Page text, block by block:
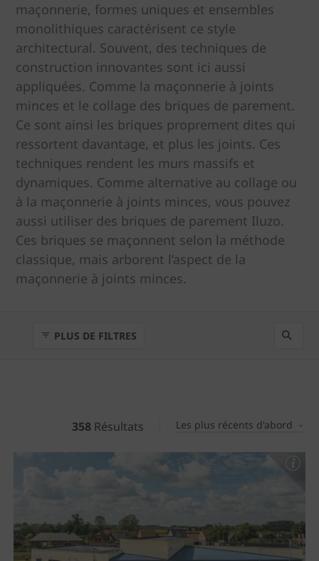
maçonnerie, formes uniques et ensembles
monolithiques caractérisent ce style
architectural. Souvent, des techniques de
construction innovantes sont ici aussi
appliquées. Comme la maçonnerie à joints
minces et le collage des briques de parement.
Ce sont ainsi les briques proprement dites qui
ressortent davantage, et plus les joints. Ces
techniques rendent les murs massifs et
dynamiques. Comme alternative au collage ou
à la maçonnerie à joints minces, vous pouvez
aussi utiliser des briques de parement Iluzo.
Ces briques se maçonnent selon la méthode
classique, mais arborent l’aspect de la
maçonnerie à joints minces.
PLUS DE FILTRES
358 Résultats Les plus récents d'abord